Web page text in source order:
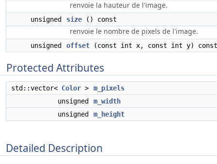
renvoie la hauteur de l'image.
unsigned size () const
renvoie le nombre de pixels de l'image.
unsigned offset (const int x, const int y) const
Protected Attributes
std::vector< Color >
m_pixels
unsigned
m_width
unsigned
m_height
Detailed Description